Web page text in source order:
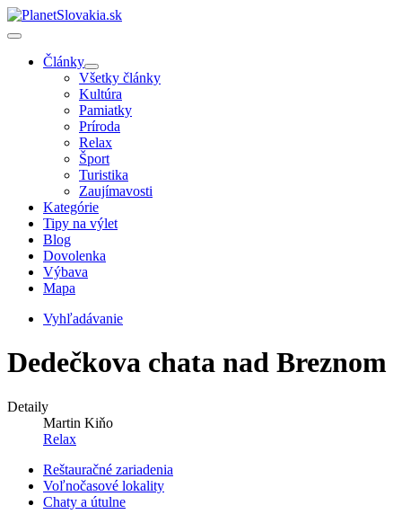
Články
Všetky články
Kultúra
Pamiatky
Príroda
Relax
Šport
Turistika
Zaujímavosti
Kategórie
Tipy na výlet
Blog
Dovolenka
Výbava
Mapa
Vyhľadávanie
Dedečkova chata nad Breznom
Detaily
Martin Kiňo
Relax
Reštauračné zariadenia
Voľnočasové lokality
Chaty a útulne